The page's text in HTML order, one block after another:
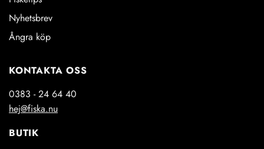
Nyhetsbrev
Ångra köp
KONTAKTA OSS
0383 - 24 64 40
hej@fiska.nu
BUTIK